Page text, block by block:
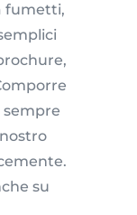
fumetti,
sempre
su